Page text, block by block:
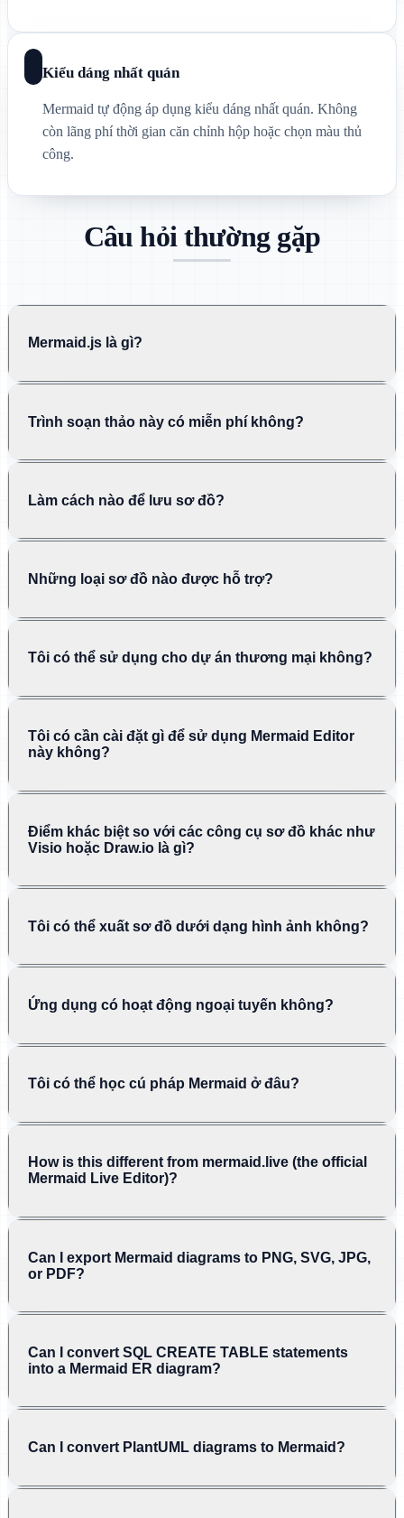
Kiểu dáng nhất quán
Mermaid tự động áp dụng kiểu dáng nhất quán. Không
còn lãng phí thời gian căn chỉnh hộp hoặc chọn màu thủ
công.
Câu hỏi thường gặp
Mermaid.js là gì?
Trình soạn thảo này có miễn phí không?
Làm cách nào để lưu sơ đồ?
Những loại sơ đồ nào được hỗ trợ?
Tôi có thể sử dụng cho dự án thương mại không?
Tôi có cần cài đặt gì để sử dụng Mermaid Editor
này không?
Điểm khác biệt so với các công cụ sơ đồ khác như
Visio hoặc Draw.io là gì?
Tôi có thể xuất sơ đồ dưới dạng hình ảnh không?
Ứng dụng có hoạt động ngoại tuyến không?
Tôi có thể học cú pháp Mermaid ở đâu?
How is this different from mermaid.live (the official
Mermaid Live Editor)?
Can I export Mermaid diagrams to PNG, SVG, JPG,
or PDF?
Can I convert SQL CREATE TABLE statements
into a Mermaid ER diagram?
Can I convert PlantUML diagrams to Mermaid?